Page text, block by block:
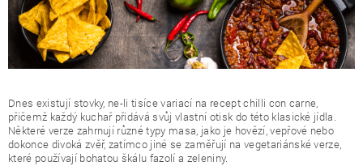
Dnes existují stovky, ne-li tisíce variací na recept chilli con carne,
přičemž každý kuchař přidává svůj vlastní otisk do této klasické jídla.
Některé verze zahrnují různé typy masa, jako je hovězí, vepřové nebo
dokonce divoká zvěř, zatímco jiné se zaměřují na vegetariánské verze,
které používají bohatou škálu fazolí a zeleniny.